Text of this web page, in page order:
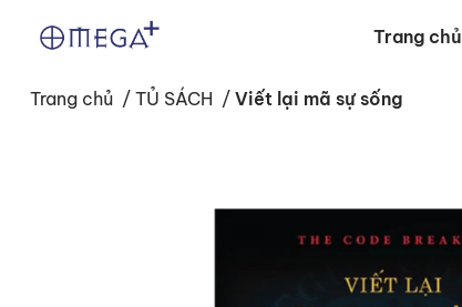
Trang chủ
Trang chủ / TỦ SÁCH / Viết lại mã sự sống